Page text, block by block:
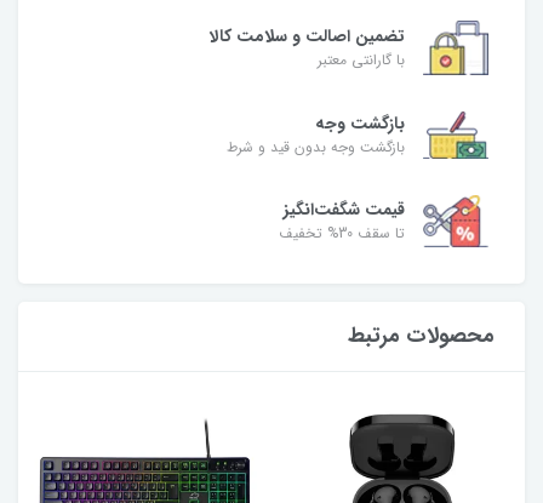
تضمین اصالت و سلامت کالا
با گارانتی معتبر
بازگشت وجه
بازگشت وجه بدون قید و شرط
قیمت شگفت‌انگیز
تا سقف 30% تخفیف
محصولات مرتبط